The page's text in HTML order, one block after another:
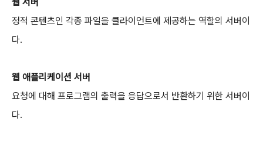
정적 콘텐츠인 각종 파일을 클라이언트에 제공하는 역할의 서버이
다.
웹 애플리케이션 서버
요청에 대해 프로그램의 출력을 응답으로서 반환하기 위한 서버이
다.